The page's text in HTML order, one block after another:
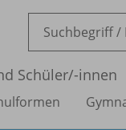
Schüler/-innen